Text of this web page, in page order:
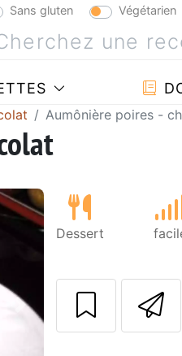
Sans gluten Végétarien
Aumônière poires -
Suivant
Dessert